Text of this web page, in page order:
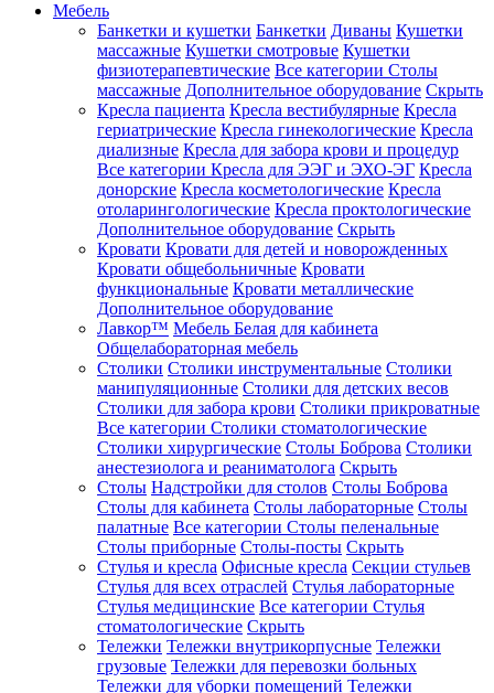
Мебель
Банкетки и кушетки Банкетки Диваны Кушетки
массажные Кушетки смотровые Кушетки
физиотерапевтические Все категории Столы
массажные Дополнительное оборудование Скрыть
Кресла пациента Кресла вестибулярные Кресла
гериатрические Кресла гинекологические Кресла
диализные Кресла для забора крови и процедур
Все категории Кресла для ЭЭГ и ЭХО-ЭГ Кресла
донорские Кресла косметологические Кресла
отоларингологические Кресла проктологические
Дополнительное оборудование Скрыть
Кровати Кровати для детей и новорожденных
Кровати общебольничные Кровати
функциональные Кровати металлические
Дополнительное оборудование
Лавкор™ Мебель Белая для кабинета
Общелабораторная мебель
Столики Столики инструментальные Столики
манипуляционные Столики для детских весов
Столики для забора крови Столики прикроватные
Все категории Столики стоматологические
Столики хирургические Столы Боброва Столики
анестезиолога и реаниматолога Скрыть
Столы Надстройки для столов Столы Боброва
Столы для кабинета Столы лабораторные Столы
палатные Все категории Столы пеленальные
Столы приборные Столы-посты Скрыть
Стулья и кресла Офисные кресла Секции стульев
Стулья для всех отраслей Стулья лабораторные
Стулья медицинские Все категории Стулья
стоматологические Скрыть
Тележки Тележки внутрикорпусные Тележки
грузовые Тележки для перевозки больных
Тележки для уборки помещений Тележки